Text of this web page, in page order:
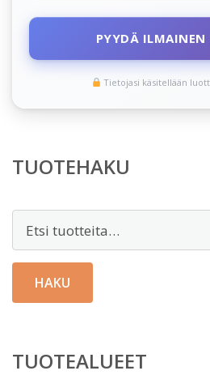
PYYDÄ ILMAINEN
Tietojasi käsitellään
TUOTEHAKU
HAKU
TUOTEALUEET